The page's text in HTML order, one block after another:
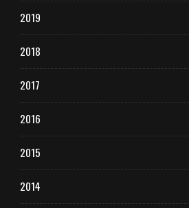
2019
2018
2017
2016
2015
2014